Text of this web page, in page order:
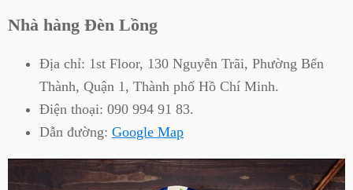
Nhà hàng Đèn Lồng
Địa chỉ: 1st Floor, 130 Nguyễn Trãi, Phường Bến
Thành, Quận 1, Thành phố Hồ Chí Minh.
Điện thoại: 090 994 91 83.
Dẫn đường: Google Map